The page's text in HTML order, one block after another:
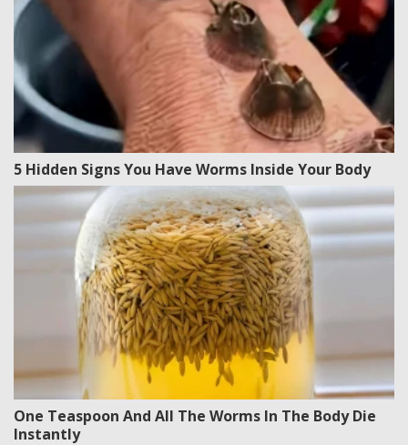
5 Hidden Signs You Have Worms Inside Your Body
One Teaspoon And All The Worms In The Body Die
Instantly